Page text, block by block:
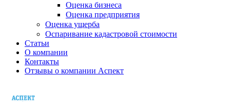
Оценка бизнеса
Оценка предприятия
Оценка ущерба
Оспаривание кадастровой стоимости
Статьи
О компании
Контакты
Отзывы о компании Аспект